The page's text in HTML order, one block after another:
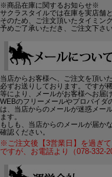
※商品在庫に関するお知らせ※
サクラスタイルでは在庫を実店舗
そのため、ご注文頂いたタイミン
予めご了承いただき、ご注文下さ
当店からお客様へ、ご注文を頂い
必ずお送りしております。ですが
等により、メールがお客様へお届
WEBのフリーメールやプロバイダ
は、当店からのメールが迷惑メー
ます。
もしも、当店からのメールが届か
確認ください。
※ご注文後【3営業日】を過ぎ
ですが、お電話より（078-332-